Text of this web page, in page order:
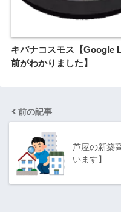
キバナコスモス【Google
前がわかりました】
前の記事
芦屋の新築
います】